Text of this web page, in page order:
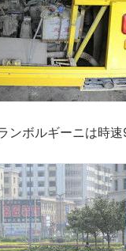
ンボルギーニは時